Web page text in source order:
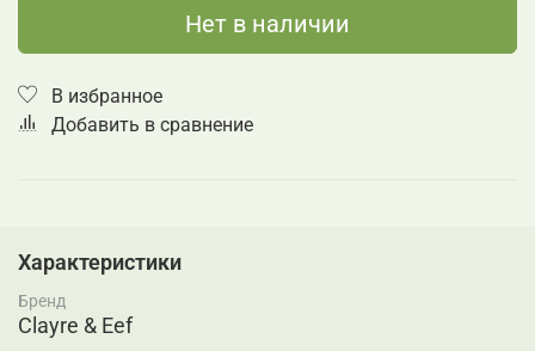
Нет в наличии
В избранное
Добавить в сравнение
Характеристики
Бренд
Clayre & Eef